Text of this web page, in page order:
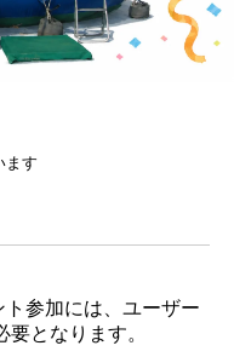
ます
参加には、ユーザー
となります。